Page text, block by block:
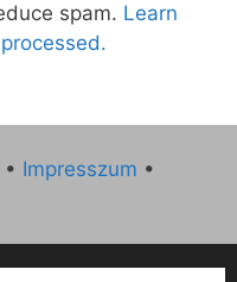
spam. Learn
• Impresszum •